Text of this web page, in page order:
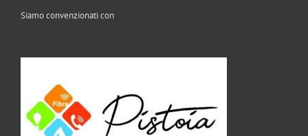
Siamo convenzionati con